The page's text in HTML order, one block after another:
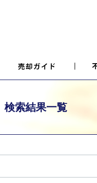
検索結果一覧